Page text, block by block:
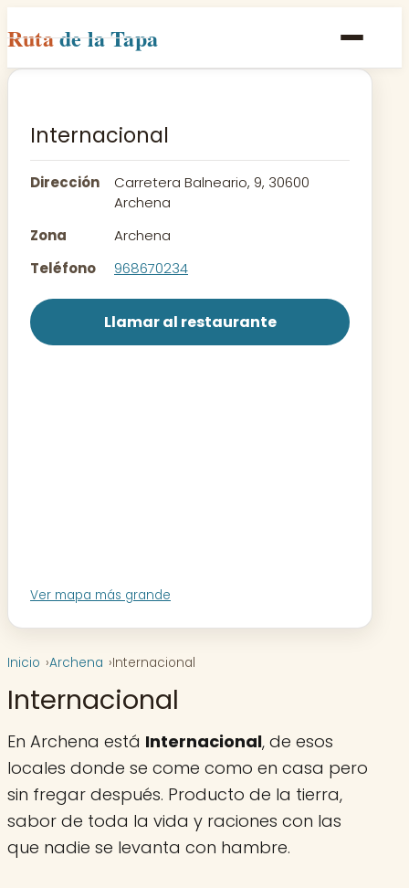
Rutade la Tapa
Inicio
Rutas
Contacto
Internacional
Dirección
Carretera Balneario, 9, 30600
Archena
Zona
Archena
Teléfono
968670234
Llamar al restaurante
Ver mapa más grande
Inicio Archena Internacional
Internacional
En Archena está Internacional, de esos
locales donde se come como en casa pero
sin fregar después. Producto de la tierra,
sabor de toda la vida y raciones con las
que nadie se levanta con hambre.